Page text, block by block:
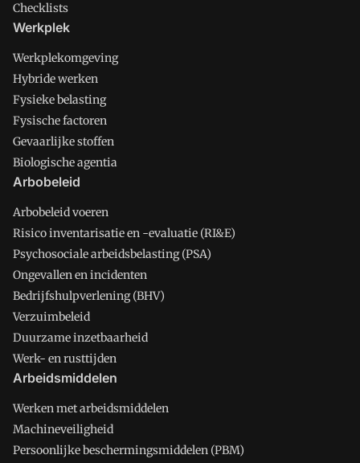
Checklists
Werkplek
Werkplekomgeving
Hybride werken
Fysieke belasting
Fysische factoren
Gevaarlijke stoffen
Biologische agentia
Arbobeleid
Arbobeleid voeren
Risico inventarisatie en -evaluatie (RI&E)
Psychosociale arbeidsbelasting (PSA)
Ongevallen en incidenten
Bedrijfshulpverlening (BHV)
Verzuimbeleid
Duurzame inzetbaarheid
Werk- en rusttijden
Arbeidsmiddelen
Werken met arbeidsmiddelen
Machineveiligheid
Persoonlijke beschermingsmiddelen (PBM)